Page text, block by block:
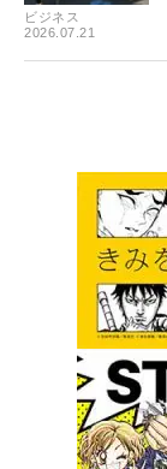
ビジネス
2026.07.21